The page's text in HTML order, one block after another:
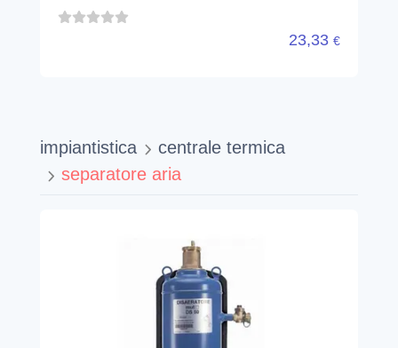
23,33 €
impiantistica
centrale termica
separatore aria